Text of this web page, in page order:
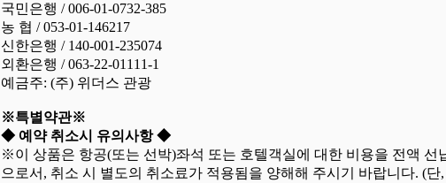
국민은행 / 006-01-0732-385
농 협 / 053-01-146217
신한은행 / 140-001-235074
외환은행 / 063-22-01111-1
예금주: (주) 위더스 관광
※특별약관※
◆ 예약 취소시 유의사항 ◆
※이 상품은 항공(또는 선박)좌석 또는 호텔객실에 대한 비용을 전액 선
으로서, 취소 시 별도의 취소료가 적용됨을 양해해 주시기 바랍니다. (단